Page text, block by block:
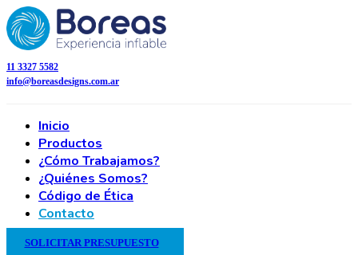
11 3327 5582
info@boreasdesigns.com.ar
Inicio
Productos
¿Cómo Trabajamos?
¿Quiénes Somos?
Código de Ética
Contacto
SOLICITAR PRESUPUESTO